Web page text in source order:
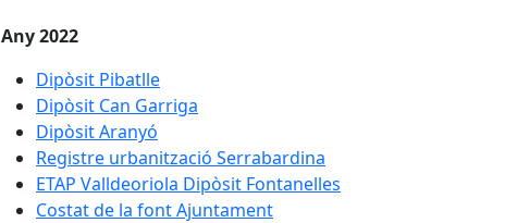
Any 2022
Dipòsit Pibatlle
Dipòsit Can Garriga
Dipòsit Aranyó
Registre urbanització Serrabardina
ETAP Valldeoriola Dipòsit Fontanelles
Costat de la font Ajuntament